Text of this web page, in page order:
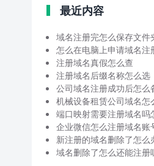
最近内容
域名注册完怎么保存文件
怎么在电脑上申请域名注
注册域名真假怎么查
注册域名后缀名称怎么选
公司域名注册成功后怎么
机械设备租赁公司域名怎
端口映射需要注册域名吗
企业微信怎么注册域名账
新注册的域名删除了怎么
域名删除了怎么还能注册